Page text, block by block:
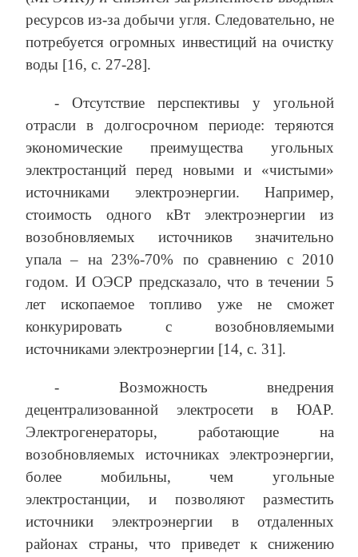
ресурсов из-за добычи угля. Следовательно, не
потребуется огромных инвестиций на очистку
воды [16, с. 27-28].
- Отсутствие перспективы у угольной
отрасли в долгосрочном периоде: теряются
экономические преимущества угольных
электростанций перед новыми и «чистыми»
источниками электроэнергии. Например,
стоимость одного кВт электроэнергии из
возобновляемых источников значительно
упала – на 23%-70% по сравнению с 2010
годом. И ОЭСР предсказало, что в течении 5
лет ископаемое топливо уже не сможет
конкурировать с возобновляемыми
источниками электроэнергии [14, с. 31].
- Возможность внедрения
децентрализованной электросети в ЮАР.
Электрогенераторы, работающие на
возобновляемых источниках электроэнергии,
более мобильны, чем угольные
электростанции, и позволяют разместить
источники электроэнергии в отдаленных
районах страны, что приведет к снижению